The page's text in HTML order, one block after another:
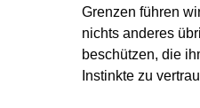
Grenzen führen
nichts anderes
beschützen, die
Instinkte zu